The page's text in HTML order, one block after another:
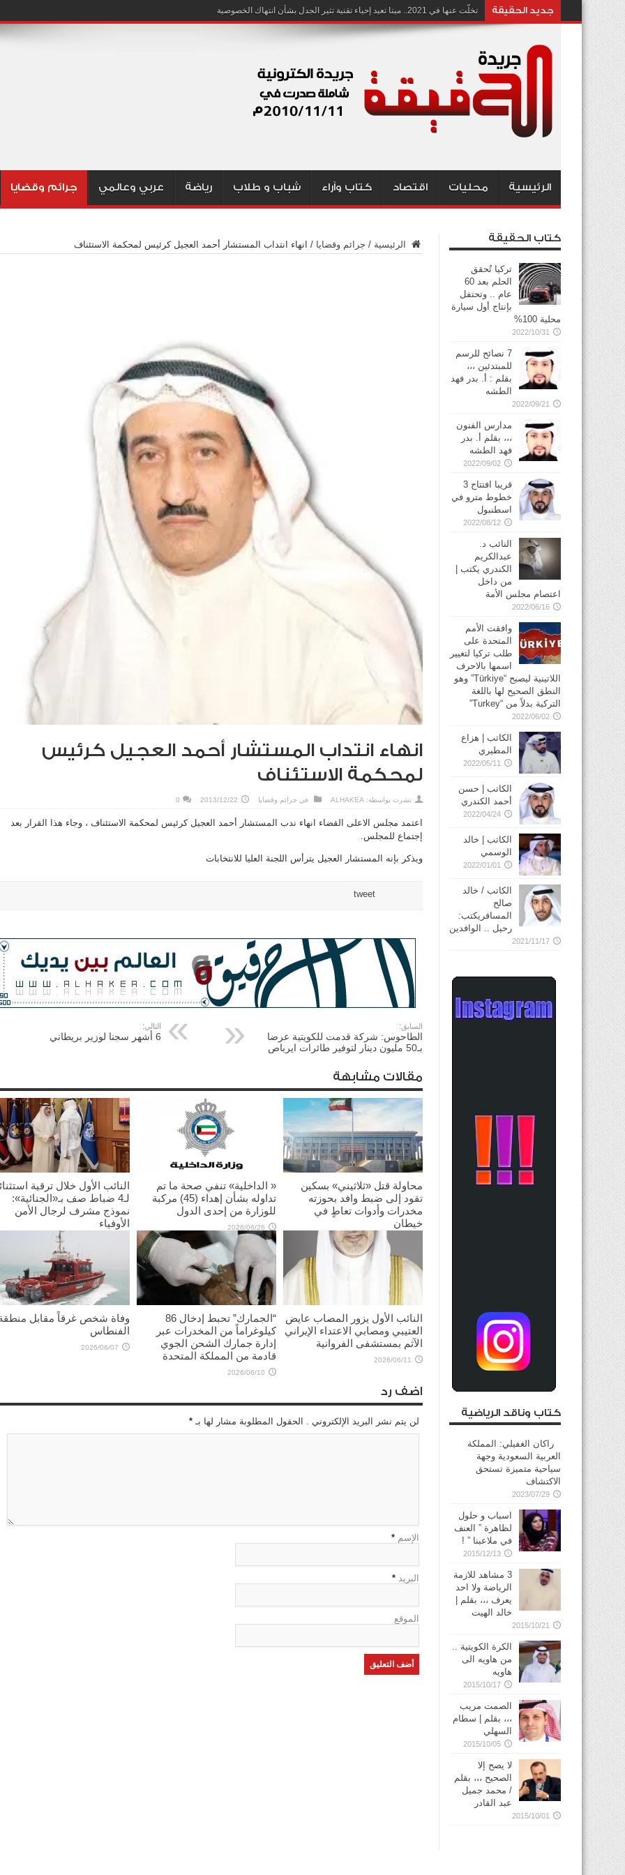
جديد الحقيقة تخلّت عنها في 2021.. ميتا تعيد إحياء تقنية تثير الجدل بشأن انتهاك الخصوصية
الرئيسية محليات اقتصاد كتاب وآراء شباب و طلاب رياضة عربي وعالمي جرائم وقضايا
الرئيسية / جرائم وقضايا / انهاء انتداب المستشار أحمد العجيل كرئيس لمحكمة الاستئناف
انهاء انتداب المستشار أحمد العجيل كرئيس
لمحكمة الاستئناف
نشرت بواسطة: ALHAKEA في جرائم وقضايا 2013/12/22
0
اعتمد مجلس الاعلى القضاء انهاء ندب المستشار أحمد العجيل كرئيس لمحكمة الاستئناف ، وجاء هذا القرار بعد
إجتماع للمجلس.
ويذكر بإنه المستشار العجيل يترأس اللجنة العليا للانتخابات
tweet
السابق:
الطاحوس: شركة قدمت للكويتية عرضا
بـ50 مليون دينار لتوفير طائرات ايرباص
التالي:
6 أشهر سجنا لوزير بريطاني
مقالات مشابهة
محاولة قتل «ثلاثيني» بسكين
تقود إلى ضبط وافد بحوزته
مخدرات وأدوات تعاطٍ في
خيطان
2026/06/26
« الداخلية» تنفي صحة ما تم
تداوله بشأن إهداء (45) مركبة
للوزارة من إحدى الدول
2026/06/26
النائب الأول خلال ترقية
لـ4 ضباط صف بـ«الجنائية»:
نموذج مشرف لرجال الأمن
الأوفياء
النائب الأول يزور المصاب عايض
العتيبي ومصابي الاعتداء الإيراني
الآثم بمستشفى الفروانية
2026/06/11
“الجمارك” تحبط إدخال 86
كيلوغراماً من المخدرات عبر
إدارة جمارك الشحن الجوي
قادمة من المملكة المتحدة
2026/06/10
وفاة شخص غرقاً مقابل
الفنطاس
2026/06/07
اضف رد
لن يتم نشر البريد الإلكتروني . الحقول المطلوبة مشار لها بـ *
الإسم *
البريد *
الموقع
كتاب الحقيقة
تركيا تُحقق
الحلم بعد 60
عام .. وتحتفل
بإنتاج أول سيارة
محلية 100%
2022/10/31
7 نصائح للرسم
للمبتدئين ،،،
بقلم : أ. بدر فهد
الطشه
2022/09/21
مدارس الفنون
،،، بقلم أ. بدر
فهد الطشه
2022/09/02
قريبا افتتاح 3
خطوط مترو في
2022/08/12
النائب د.
عبدالكريم
الكندري يكتب |
من داخل
اعتصام مجلس الأمة
2022/06/16
وافقت الأمم
المتحدة على
طلب تركيا لتغيير
اسمها بالاحرف
اللاتينية ليصبح “Türkiye” وهو
النطق الصحيح لها باللغة
التركية بدلاً من “Turkey”
2022/06/02
الكاتب | هزاع
المطيري
2022/05/11
الكاتب | حسن
أحمد الكندري
2022/04/24
الكاتب | خالد
الوسمي
2022/01/01
الكاتب / خالد
صالح
المسافريكتب:
رحيل .. الوافدين
2021/11/17
كتاب وناقد الرياضية
راكان الغفيلي: المملكة
العربية السعودية وجهة
سياحية متميزة تستحق
الاكتشاف
2023/07/29
اسباب و حلول
لظاهرة ” العنف
في ملاعبنا ” !
2015/12/13
3 مشاهد للازمة
الرياضة ولا احد
يعرف ،،، بقلم |
خالد الهيت
2015/10/21
الكرة الكويتية ..
من هاويه الى
هاويه
2015/10/17
الصمت مريب
،،، بقلم | سطام
السهلي
2015/10/05
لا يصح إلا
الصحيح ،،، بقلم
/ محمد جميل
عبد القادر
2015/10/01